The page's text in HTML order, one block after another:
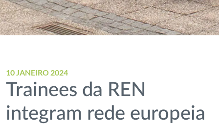
10 JANEIRO 2024
Trainees da REN
integram rede europeia